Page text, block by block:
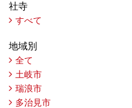
社寺
すべて
地域別
全て
土岐市
瑞浪市
多治見市